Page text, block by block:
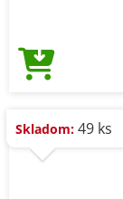
Skladom: 49 ks